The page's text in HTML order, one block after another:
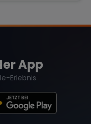
App
Erlebnis